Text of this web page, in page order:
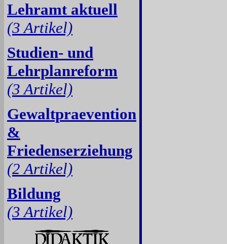
Lehramt aktuell
(3 Artikel)
Studien- und
Lehrplanreform
(3 Artikel)
Gewaltpraevention
&
Friedenserziehung
(2 Artikel)
Bildung
(3 Artikel)